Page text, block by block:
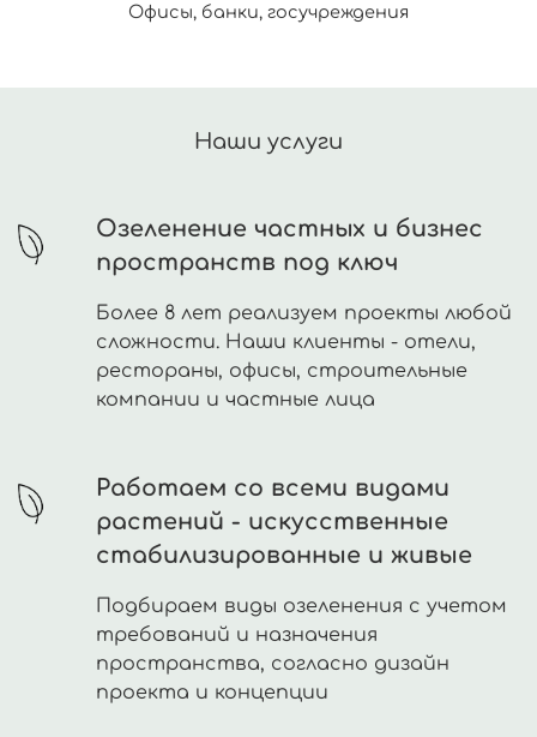
Офисы, банки, госучреждения
Наши услуги
Озеленение частных и бизнес
пространств под ключ
Более 8 лет реализуем проекты любой
сложности. Наши клиенты - отели,
рестораны, офисы, строительные
компании и частные лица
Работаем со всеми видами
растений - искусственные
стабилизированные и живые
Подбираем виды озеленения с учетом
требований и назначения
пространства, согласно дизайн
проекта и концепции